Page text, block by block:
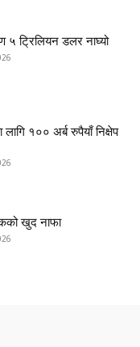
५ ट्रिलियन डलर नाघ्यो
१०० अर्ब रुपैयाँ निक्षेप
खुद नाफा